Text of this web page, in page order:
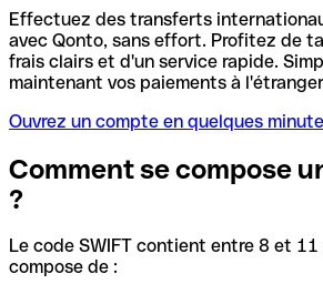
Effectuez des transferts
avec Qonto, sans effort. Profitez de
frais clairs et d'un service rapide.
maintenant vos paiements à
Ouvrez un compte en quelques
Comment se compose
?
Le code SWIFT contient entre 8 et
compose de :